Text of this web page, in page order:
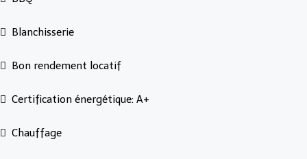
Blanchisserie
Bon rendement locatif
Certification énergétique: A+
Chauffage